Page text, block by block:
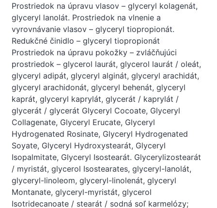
Prostriedok na úpravu vlasov – glyceryl kolagenát,
glyceryl lanolát. Prostriedok na vlnenie a
vyrovnávanie vlasov – glyceryl tiopropionát.
Redukčné činidlo – glyceryl tiopropionát
Prostriedok na úpravu pokožky – zvláčňujúci
prostriedok – glycerol laurát, glycerol laurát / oleát,
glyceryl adipát, glyceryl alginát, glyceryl arachidát,
glyceryl arachidonát, glyceryl behenát, glyceryl
kaprát, glyceryl kaprylát, glycerát / kaprylát /
glycerát / glycerát Glyceryl Cocoate, Glyceryl
Collagenate, Glyceryl Erucate, Glyceryl
Hydrogenated Rosinate, Glyceryl Hydrogenated
Soyate, Glyceryl Hydroxystearát, Glyceryl
Isopalmitate, Glyceryl Isostearát. Glycerylizostearát
/ myristát, glycerol Isostearates, glyceryl-lanolát,
glyceryl-linoleom, glyceryl-linolenát, glyceryl
Montanate, glyceryl-myristát, glycerol
Isotridecanoate / stearát / sodná soľ karmelózy;